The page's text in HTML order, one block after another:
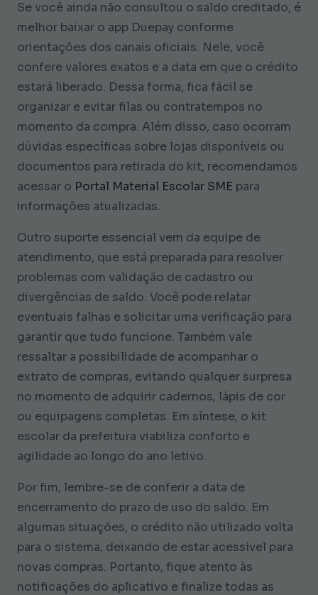
Se você ainda não consultou o saldo creditado, é
melhor baixar o app Duepay conforme
orientações dos canais oficiais. Nele, você
confere valores exatos e a data em que o crédito
estará liberado. Dessa forma, fica fácil se
organizar e evitar filas ou contratempos no
momento da compra. Além disso, caso ocorram
dúvidas específicas sobre lojas disponíveis ou
documentos para retirada do kit, recomendamos
acessar o Portal Material Escolar SME para
informações atualizadas.
Outro suporte essencial vem da equipe de
atendimento, que está preparada para resolver
problemas com validação de cadastro ou
divergências de saldo. Você pode relatar
eventuais falhas e solicitar uma verificação para
garantir que tudo funcione. Também vale
ressaltar a possibilidade de acompanhar o
extrato de compras, evitando qualquer surpresa
no momento de adquirir cadernos, lápis de cor
ou equipagens completas. Em síntese, o kit
escolar da prefeitura viabiliza conforto e
agilidade ao longo do ano letivo.
Por fim, lembre-se de conferir a data de
encerramento do prazo de uso do saldo. Em
algumas situações, o crédito não utilizado volta
para o sistema, deixando de estar acessível para
novas compras. Portanto, fique atento às
notificações do aplicativo e finalize todas as